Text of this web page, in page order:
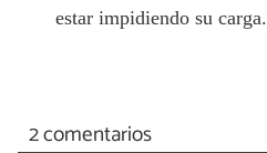
estar impidiendo su carga.
2 comentarios